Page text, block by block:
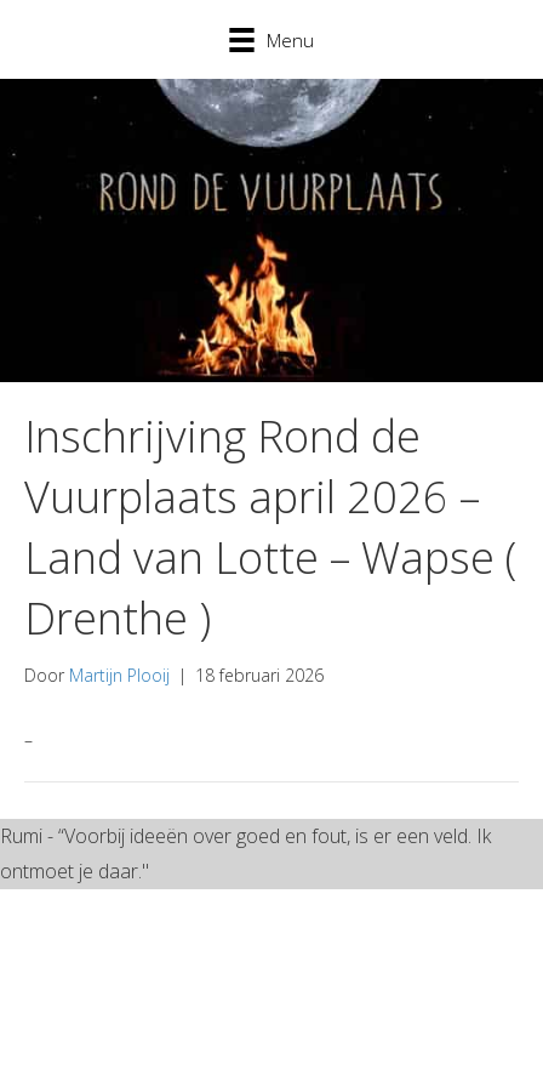
Menu
Inschrijving Rond de
Vuurplaats april 2026 –
Land van Lotte – Wapse (
Drenthe )
Door Martijn Plooij | 18 februari 2026
–
Rumi - “Voorbij ideeën over goed en fout, is er een veld. Ik
ontmoet je daar."